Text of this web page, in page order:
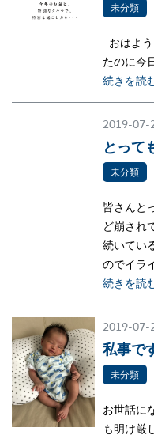
未分類
おはよ
たのに今
続きを読
2019-07-
とって
未分類
皆さんと
ど崩され
続いてい
のでイラ
続きを読
2019-07-
私事で
未分類
お世話に
も明け厳